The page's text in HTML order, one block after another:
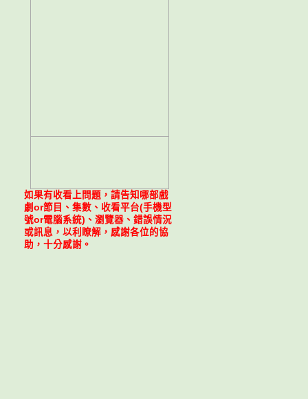
如果有收看上問題，請告知哪部戲
劇or節目、集數、收看平台(手機型
號or電腦系統)、瀏覽器、錯誤情況
或訊息，以利瞭解，感謝各位的協
助，十分感謝。